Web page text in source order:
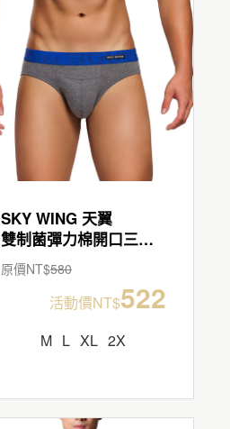
SKY WING 天翼
雙制菌彈力棉開口三角褲
原價NT$580
活動價NT$522
M L XL 2X